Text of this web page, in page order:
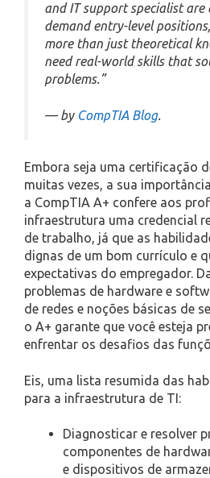
and IT support specialist
demand entry-level
more than just theoretical
need real-world skills that
problems.”
— by CompTIA Blog.
Embora seja uma certificação
muitas vezes, a sua
a CompTIA A+ confere aos
infraestrutura uma credencial
de trabalho, já que as
dignas de um bom currículo e
expectativas do empregador.
problemas de hardware e
de redes e noções básicas de
o A+ garante que você esteja
enfrentar os desafios das
Eis, uma lista resumida das
para a infraestrutura de TI:
Diagnosticar e resolver
componentes de
e dispositivos de